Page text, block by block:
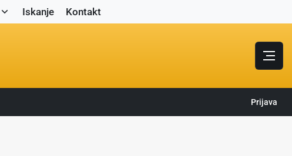
Iskanje Kontakt
Prijava